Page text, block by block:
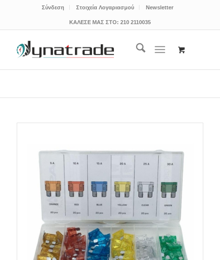
Σύνδεση Στοιχεία Λογαριασμού Newsletter
ΚΑΛΕΣΕ ΜΑΣ ΣΤΟ: 210 2110035